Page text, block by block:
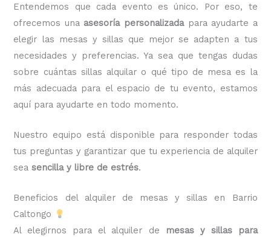
Entendemos que cada evento es único. Por eso, te
ofrecemos una asesoría personalizadapara ayudarte a
elegir las mesas y sillas que mejor se adapten a tus
necesidades y preferencias. Ya sea que tengas dudas
sobre cuántas sillas alquilar o qué tipo de mesa es la
más adecuada para el espacio de tu evento, estamos
aquí para ayudarte en todo momento.
Nuestro equipo está disponible para responder todas
tus preguntas y garantizar que tu experiencia de alquiler
seasencilla y libre de estrés.
Beneficios del alquiler de mesas y sillas en Barrio
Caltongo
Al elegirnos para el alquiler de
mesas y sillas para